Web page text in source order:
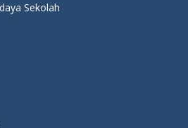
Sekolah